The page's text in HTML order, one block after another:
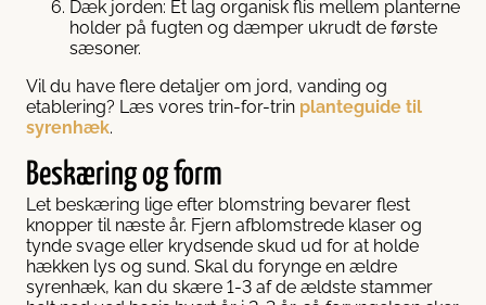
Dæk jorden: Et lag organisk flis mellem planterne
holder på fugten og dæmper ukrudt de første
sæsoner.
Vil du have flere detaljer om jord, vanding og
etablering? Læs vores trin-for-trin planteguide til
syrenhæk.
Beskæring og form
Let beskæring lige efter blomstring bevarer flest
knopper til næste år. Fjern afblomstrede klaser og
tynde svage eller krydsende skud ud for at holde
hækken lys og sund. Skal du forynge en ældre
syrenhæk, kan du skære 1-3 af de ældste stammer